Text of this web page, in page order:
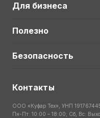
Для бизнеса
Полезно
Безопасность
Контакты
ООО «Куфар Тех», УНП
Пн-Пт: 10:00 – 18:00; Сб, Вс: